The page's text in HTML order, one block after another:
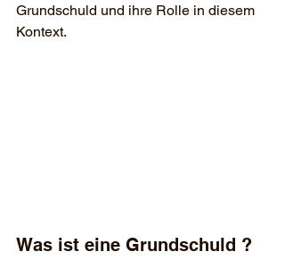
Grundschuld und ihre Rolle in diesem
Kontext.
Was ist eine Grundschuld ?